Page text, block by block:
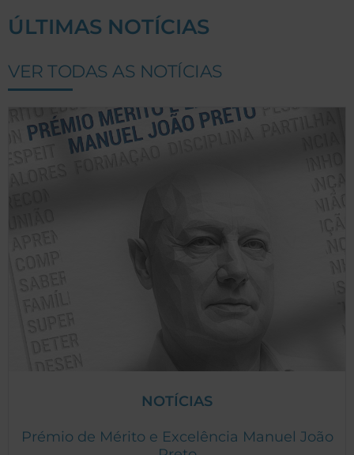
ÚLTIMAS NOTÍCIAS
VER TODAS AS NOTÍCIAS
NOTÍCIAS
Prémio de Mérito e Excelência Manuel João